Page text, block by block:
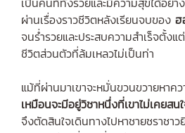
ผ่านเรื่องราวชีวิตหลังเรียนจบของ ฮ
จนร่ำรวยและประสบความสำเร็จตั้ง
ชีวิตส่วนตัวที่ล้มเหลวไม่เป็นท่า
แม้ที่ผ่านมาเขาจะหมั่นขวนขวายหาค
เหมือนจะมีอยู่วิชาหนึ่งที่เขาไม่เคยส
จึงตัดสินใจเดินทางไปหาชายชราชา